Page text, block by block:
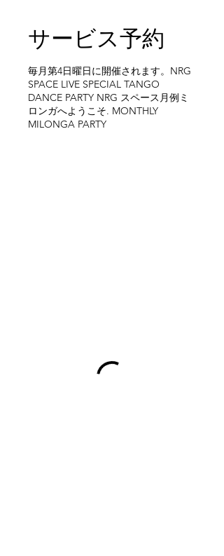
サービス予約
毎月第4日曜日に開催されます。NRG
SPACE LIVE SPECIAL TANGO
DANCE PARTY NRG スペース月例ミ
ロンガへようこそ. MONTHLY
MILONGA PARTY